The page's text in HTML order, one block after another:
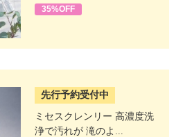
35%OFF
先行予約受付中
ミセスクレンリー 高濃度洗
浄で汚れが 滝のよ...